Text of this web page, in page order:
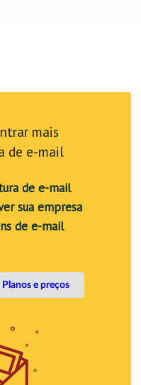
mais
de e-mail
de e-mail
sua empresa
de e-mail
Planos e preços